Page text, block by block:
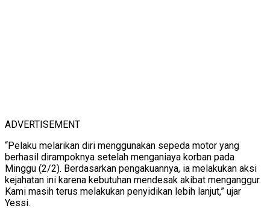
ADVERTISEMENT
“Pelaku melarikan diri menggunakan sepeda motor yang
berhasil dirampoknya setelah menganiaya korban pada
Minggu (2/2). Berdasarkan pengakuannya, ia melakukan aksi
kejahatan ini karena kebutuhan mendesak akibat menganggur.
Kami masih terus melakukan penyidikan lebih lanjut,” ujar
Yessi.